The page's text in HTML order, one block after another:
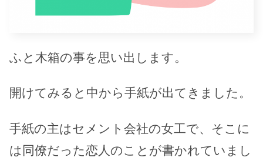
ふと木箱の事を思い出します。
開けてみると中から手紙が出てきました。
手紙の主はセメント会社の女工で、そこに
は同僚だった恋人のことが書かれていまし